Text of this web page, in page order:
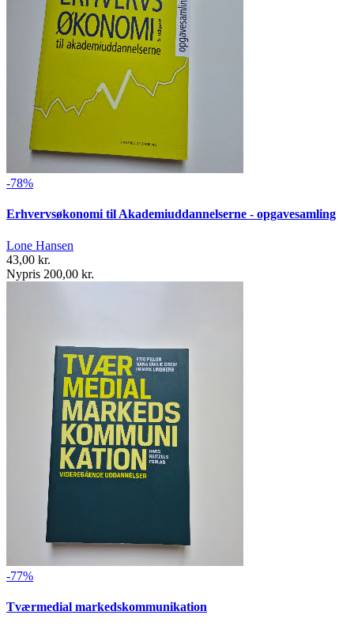
-78%
Erhvervsøkonomi til Akademiuddannelserne - opgavesamling
Lone Hansen
43,00 kr.
Nypris 200,00 kr.
-77%
Tværmedial markedskommunikation